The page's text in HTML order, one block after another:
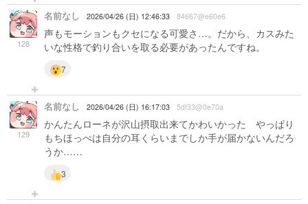
128
名前なし 2026/04/26 (日) 12:46:33 84667@e60e6
声もモーションもクセになる可愛さ…。だから、カスみた
いな性格で釣り合いを取る必要があったんですね。
7
129
名前なし 2026/04/26 (日) 16:17:03 5df33@0e70a
かんたんローネが沢山摂取出来てかわいかった やっぱり
もちほっぺは自分の耳くらいまでしか手が届かないんだろ
うか……
3